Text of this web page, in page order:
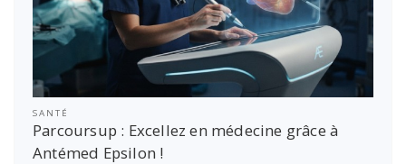
SANTÉ
Parcoursup : Excellez en médecine grâce à
Antémed Epsilon !